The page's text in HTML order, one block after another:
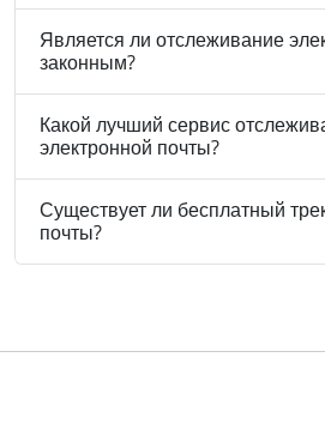
Является ли отслеживание
законным?
Какой лучший сервис
электронной почты?
Существует ли бесплатный
почты?